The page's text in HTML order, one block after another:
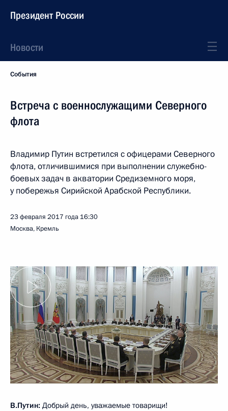
Президент России
Новости
События
Встреча с военнослужащими Северного
флота
Владимир Путин встретился с офицерами Северного
флота, отличившимися при выполнении служебно-
боевых задач в акватории Средиземного моря,
у побережья Сирийской Арабской Республики.
23 февраля 2017 года 16:30
Москва, Кремль
В.Путин: Добрый день, уважаемые товарищи!